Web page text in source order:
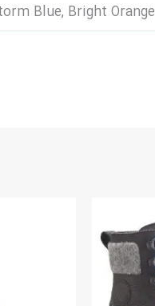
Blue, Bright Orange